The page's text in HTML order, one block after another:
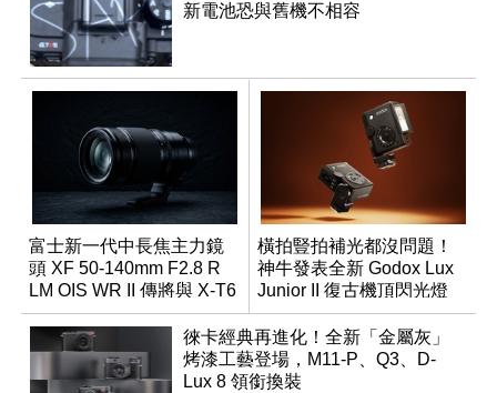
新電池恐與舊機不相容
富士新一代中長焦主力鏡
頭 XF 50-140mm F2.8 R
LM OIS WR II 傳將與 X-T6
同步亮相
橫拍豎拍補光都沒問題！
神牛發表全新 Godox Lux
Junior II 復古機頂閃光燈
徠卡經典再進化！全新「金屬灰」
烤漆工藝登場，M11-P、Q3、D-
Lux 8 領銜換裝